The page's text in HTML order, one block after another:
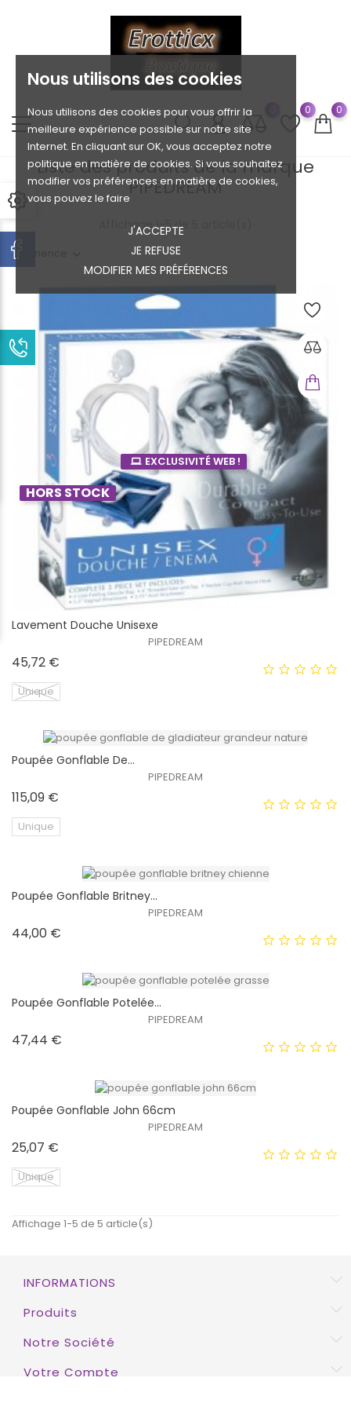
Nous utilisons des cookies
Nous utilisons des cookies pour vous offrir la
meilleure expérience possible sur notre site
Internet. En cliquant sur OK, vous acceptez notre
politique en matière de cookies. Si vous souhaitez
modifier vos préférences en matière de cookies,
vous pouvez le faire
J'ACCEPTE
JE REFUSE
MODIFIER MES PRÉFÉRENCES
0 0
Liste des produits de la marque
PIPEDREAM
Pertinence
Affichage 1-5 de 5 article(s)
EXCLUSIVITÉ WEB !
HORS STOCK
Lavement Douche Unisexe
PIPEDREAM
45,72 €
Unique
EXCLUSIVITÉ WEB !
Poupée Gonflable De...
PIPEDREAM
115,09 €
Unique
HORS STOCK
Poupée Gonflable Britney...
PIPEDREAM
44,00 €
HORS STOCK
Poupée Gonflable Potelée...
PIPEDREAM
47,44 €
HORS STOCK
Poupée Gonflable John 66cm
PIPEDREAM
25,07 €
Unique
Affichage 1-5 de 5 article(s)
INFORMATIONS
Produits
Notre Société
Votre Compte